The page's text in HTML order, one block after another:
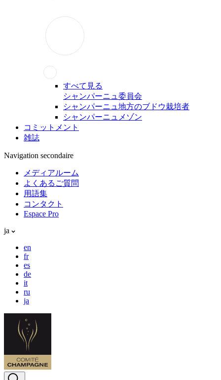
すべて見る
シャンパーニュ委員会
シャンパーニュ地方のブドウ栽培者
シャンパーニュメゾン
コミットメント
雑誌
Navigation secondaire
メディアルーム
よくあるご質問
用語集
コンタクト
Espace Pro
ja
en
fr
es
de
it
ru
ja